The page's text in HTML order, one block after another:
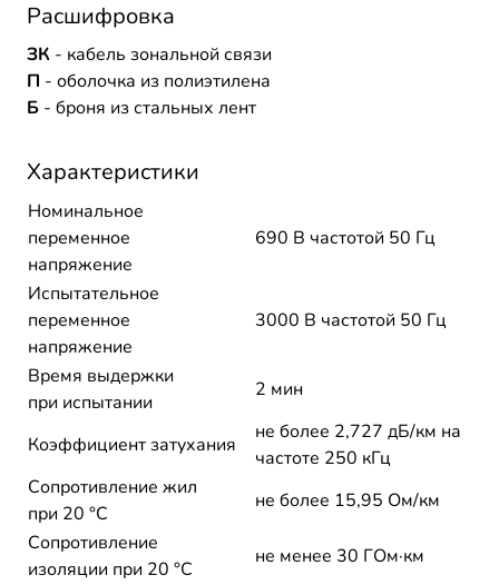
Расшифровка
ЗК - кабель зональной связи
П - оболочка из полиэтилена
Б - броня из стальных лент
Характеристики
Номинальное
переменное
напряжение
690 В частотой 50 Гц
Испытательное
переменное
напряжение
3000 В частотой 50 Гц
Время выдержки
при испытании
2 мин
Коэффициент затухания
не более 2,727 дБ/км на
частоте 250 кГц
Сопротивление жил
при 20 °С
не более 15,95 Ом/км
Сопротивление
изоляции при 20 °С
не менее 30 ГОм·км